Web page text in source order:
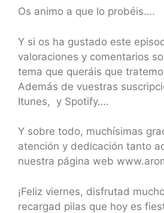
Os animo a que lo probéis….
Y si os ha gustado este
valoraciones y comentarios
tema que queráis que
Además de vuestras
Itunes, y Spotify….
Y sobre todo, muchísimas
atención y dedicación tanto
nuestra página web
¡Feliz viernes, disfrutad
recargad pilas que hoy es